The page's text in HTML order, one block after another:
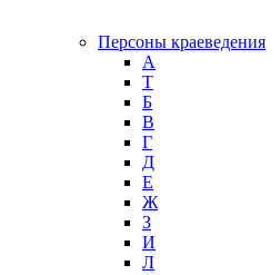
Персоны краеведения
А
T
Б
В
Г
Д
Е
Ж
З
И
Л